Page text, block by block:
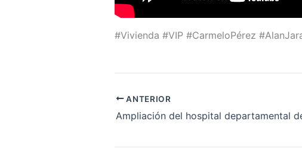
#Vivienda #VIP #CarmeloPérez
ANTERIOR